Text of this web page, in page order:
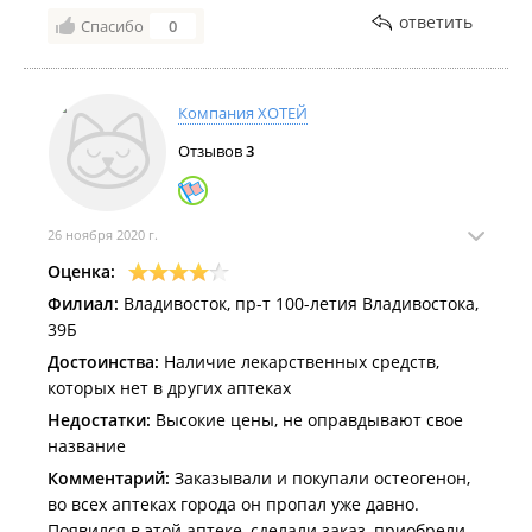
ЗА ЭТО ОТВЕЧАЛ.
ПРОШУ ПРИНЯТЬ МЕРЫ К РАБОТНИКУ АПТЕКИ И
НПЕАЗАТЬ ЕЕ ЗА ГРУБОСТЬ, ХАМСТВО И
ОСТАВЛЕНИЕ ЧЕЛОВЕКА БЕЗ МЕДИКАМЕНТОЗНОЙ
ПОМОЩИ, ПРИ ГИПЕРТОНИЧЕСКОМ КРИЗ
Спасибо 0 ответить
Компания ХОТЕЙ
Отзывов3
26 ноября 2020 г.
Оценка:
Филиал: Владивосток, пр-т 100-летия Владивостока,
39Б
Достоинства: Наличие лекарственных средств,
которых нет в других аптеках
Недостатки: Высокие цены, не оправдывают свое
название
Комментарий: Заказывали и покупали остеогенон,
во всех аптеках города он пропал уже давно.